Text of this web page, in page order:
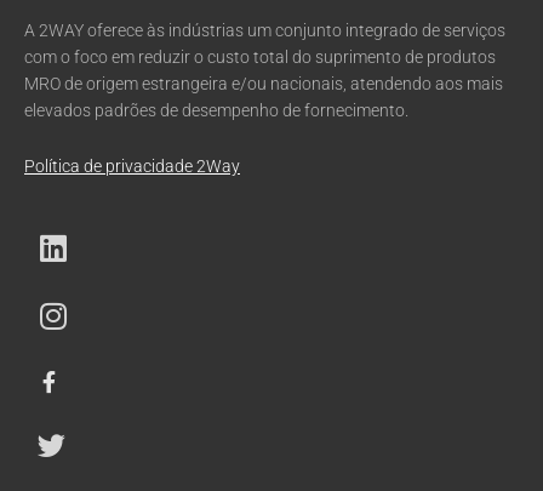
A 2WAY oferece às indústrias um conjunto integrado de serviços
com o foco em reduzir o custo total do suprimento de produtos
MRO de origem estrangeira e/ou nacionais, atendendo aos mais
elevados padrões de desempenho de fornecimento.
Política de privacidade 2Way